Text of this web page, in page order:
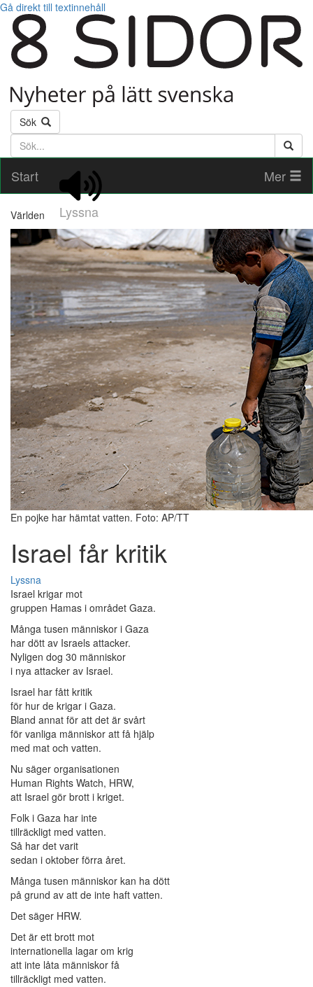
Gå direkt till textinnehåll
Sök
Söktext
Start
Lyssna
Mer
Världen
En pojke har hämtat vatten. Foto: AP/TT
Israel får kritik
Lyssna
Israel krigar mot
gruppen Hamas i området Gaza.
Många tusen människor i Gaza
har dött av Israels attacker.
Nyligen dog 30 människor
i nya attacker av Israel.
Israel har fått kritik
för hur de krigar i Gaza.
Bland annat för att det är svårt
för vanliga människor att få hjälp
med mat och vatten.
Nu säger organisationen
Human Rights Watch, HRW,
att Israel gör brott i kriget.
Folk i Gaza har inte
tillräckligt med vatten.
Så har det varit
sedan i oktober förra året.
Många tusen människor kan ha dött
på grund av att de inte haft vatten.
Det säger HRW.
Det är ett brott mot
internationella lagar om krig
att inte låta människor få
tillräckligt med vatten.